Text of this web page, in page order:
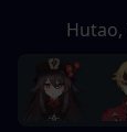
Hutao,